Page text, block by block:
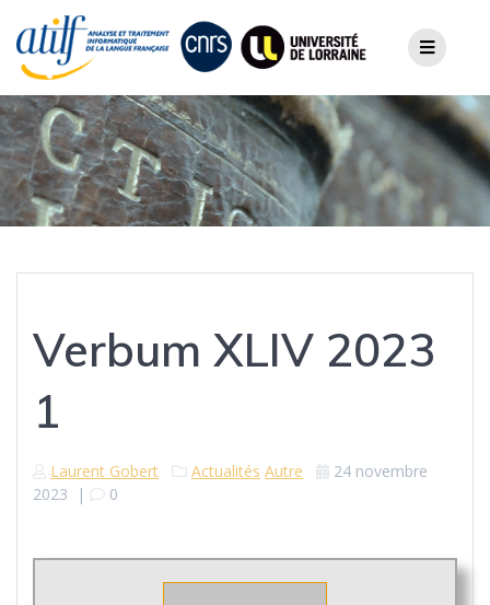
content
Verbum XLIV 2023
1
Laurent Gobert Actualités Autre
24 novembre
2023 | 0